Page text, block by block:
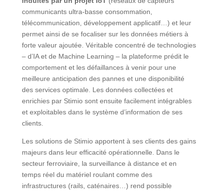
communicants ultra-basse consommation,
télécommunication, développement applicatif…) et leur
permet ainsi de se focaliser sur les données métiers à
forte valeur ajoutée. Véritable concentré de technologies
– d’IA et de Machine Learning – la plateforme prédit le
comportement et les défaillances à venir pour une
meilleure anticipation des pannes et une disponibilité
des services optimale. Les données collectées et
enrichies par Stimio sont ensuite facilement intégrables
et exploitables dans le système d’information de ses
clients.
Les solutions de Stimio apportent à ses clients des gains
majeurs dans leur efficacité opérationnelle. Dans le
secteur ferroviaire, la surveillance à distance et en
temps réel du matériel roulant comme des
infrastructures (rails, caténaires…) rend possible